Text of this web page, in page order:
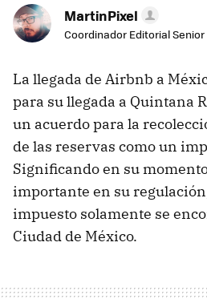
MartinPixel
Coordinador Editorial Senior
La llegada de Airbnb a
para su llegada a Quintana
un acuerdo para la
de las reservas como un
Significando en su
importante en su
impuesto solamente se
Ciudad de México.